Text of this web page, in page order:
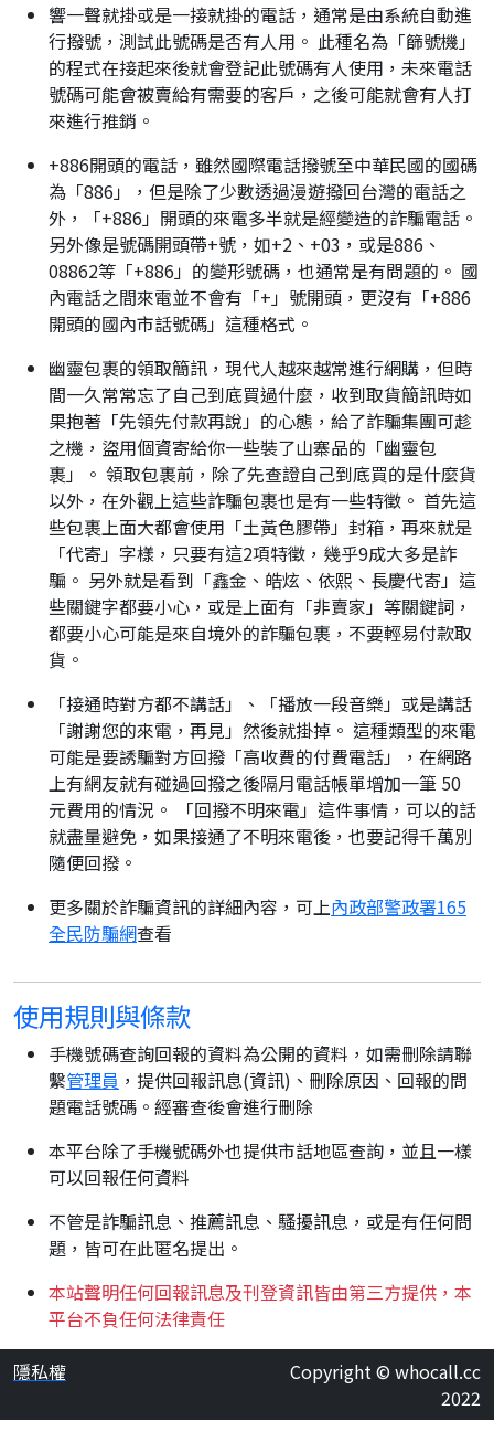
響一聲就掛或是一接就掛的電話，通常是由系統自動進
行撥號，測試此號碼是否有人用。 此種名為「篩號機」
的程式在接起來後就會登記此號碼有人使用，未來電話
號碼可能會被賣給有需要的客戶，之後可能就會有人打
來進行推銷。
+886開頭的電話，雖然國際電話撥號至中華民國的國碼
為「886」，但是除了少數透過漫遊撥回台灣的電話之
外，「+886」開頭的來電多半就是經變造的詐騙電話。
另外像是號碼開頭帶+號，如+2、+03，或是886、
08862等「+886」的變形號碼，也通常是有問題的。 國
內電話之間來電並不會有「+」號開頭，更沒有「+886
開頭的國內市話號碼」這種格式。
幽靈包裹的領取簡訊，現代人越來越常進行網購，但時
間一久常常忘了自己到底買過什麼，收到取貨簡訊時如
果抱著「先領先付款再說」的心態，給了詐騙集團可趁
之機，盜用個資寄給你一些裝了山寨品的「幽靈包
裹」。 領取包裹前，除了先查證自己到底買的是什麼貨
以外，在外觀上這些詐騙包裹也是有一些特徵。 首先這
些包裹上面大都會使用「土黃色膠帶」封箱，再來就是
「代寄」字樣，只要有這2項特徵，幾乎9成大多是詐
騙。 另外就是看到「鑫金、皓炫、依熙、長慶代寄」這
些關鍵字都要小心，或是上面有「非賣家」等關鍵詞，
都要小心可能是來自境外的詐騙包裹，不要輕易付款取
貨。
「接通時對方都不講話」、「播放一段音樂」或是講話
「謝謝您的來電，再見」然後就掛掉。 這種類型的來電
可能是要誘騙對方回撥「高收費的付費電話」，在網路
上有網友就有碰過回撥之後隔月電話帳單增加一筆 50
元費用的情況。 「回撥不明來電」這件事情，可以的話
就盡量避免，如果接通了不明來電後，也要記得千萬別
隨便回撥。
更多關於詐騙資訊的詳細內容，可上內政部警政署165
全民防騙網查看
使用規則與條款
手機號碼查詢回報的資料為公開的資料，如需刪除請聯
繫管理員 ，提供回報訊息(資訊)、刪除原因、回報的問
題電話號碼。經審查後會進行刪除
本平台除了手機號碼外也提供市話地區查詢，並且一樣
可以回報任何資料
不管是詐騙訊息、推薦訊息、騷擾訊息，或是有任何問
題，皆可在此匿名提出。
本站聲明任何回報訊息及刊登資訊皆由第三方提供，本
平台不負任何法律責任
隱私權
Copyright © whocall.cc
2022